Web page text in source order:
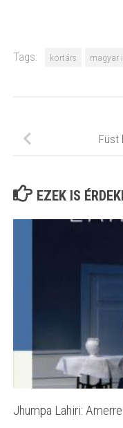
Tags: kortárs magyar
Füst
EZEK IS
Jhumpa Lahiri: